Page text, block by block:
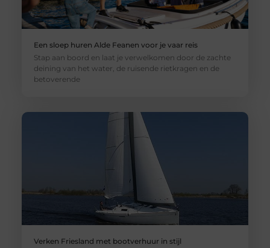
Een sloep huren Alde Feanen voor je vaar reis
Stap aan boord en laat je verwelkomen door de zachte
deining van het water, de ruisende rietkragen en de
betoverende
Verken Friesland met bootverhuur in stijl